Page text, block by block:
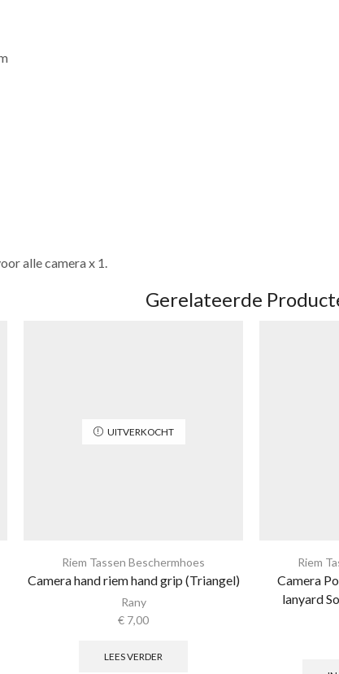
alle camera x 1.
Gerelateerde
UITVERKOCHT
Riem Tassen Beschermhoes
Camera hand riem hand grip (Triangel)
Rany
€ 7,00
LEES VERDER
Riem
Camera
lanyard